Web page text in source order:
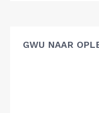
GWU NAAR